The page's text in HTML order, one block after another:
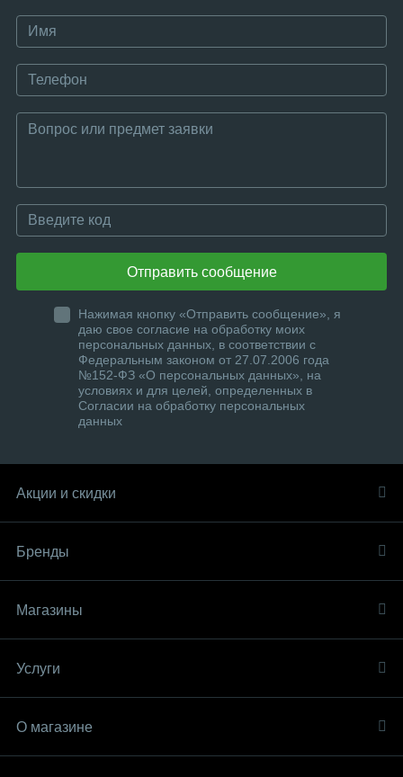
Отправить сообщение
Нажимая кнопку «Отправить сообщение», я
даю свое согласие на обработку моих
персональных данных, в соответствии с
Федеральным законом от 27.07.2006 года
№152-ФЗ «О персональных данных», на
условиях и для целей, определенных в
Согласии на обработку персональных
данных
Акции и скидки
Бренды
Магазины
Услуги
О магазине